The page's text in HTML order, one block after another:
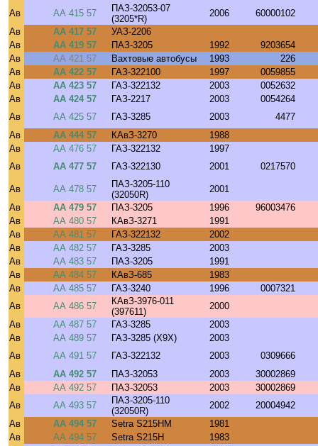
Ав
АА 415 57
ПАЗ-32053-07
(3205*R)
2006
60000102
Ав
АА 417 57
УАЗ-2206
Ав
АА 419 57 ПАЗ-3205 1992
9203654
Ав
АА 421 57 Вахтовые автобусы 1993
226
Ав
АА 422 57 ГАЗ-322100 1997
0059855
Ав
АА 423 57 ГАЗ-322132 2003
0052632
Ав
АА 424 57 ГАЗ-2217 2003
0054264
Ав
АА 425 57 ГАЗ-3285 2003
4477
Ав
АА 444 57 КАвЗ-3270
1988
Ав
АА 476 57 ГАЗ-322132
1997
Ав
АА 477 57 ГАЗ-322130 2001 0217570
Ав АА 478 57
ПАЗ-3205-110
(32050R)
2001
Ав
АА 479 57 ПАЗ-3205 1996
96003476
Ав
АА 480 57 КАвЗ-3271
1991
Ав
АА 481 57 ГАЗ-322132
2002
Ав
АА 482 57 ГАЗ-3285
2003
Ав
АА 483 57 ПАЗ-3205
1991
Ав
АА 484 57 КАвЗ-685
1983
Ав
АА 485 57 ГАЗ-3240 1996
0007321
Ав
АА 486 57
КАвЗ-3976-011
(397611)
2000
Ав
АА 487 57 ГАЗ-3285
2003
Ав
АА 489 57 ГАЗ-3285 (X9X)
2003
Ав
АА 491 57 ГАЗ-322132 2003
0309666
Ав
АА 492 57 ПАЗ-32053 2003
30002869
Ав
АА 492 57 ПАЗ-32053 2003
30002869
Ав
АА 493 57
ПАЗ-3205-110
(32050R)
2002
20004942
Ав
АА 494 57 Setra S215HM
1981
Ав
АА 494 57 Setra S215H
1983